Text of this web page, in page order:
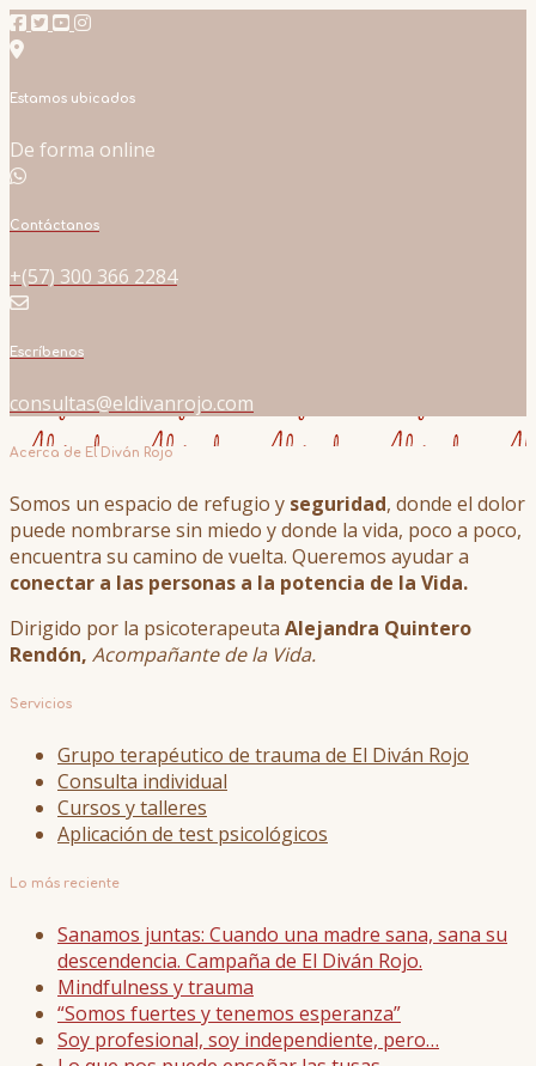
Estamos ubicados
De forma online
Contáctanos
+(57) 300 366 2284
Escríbenos
consultas@eldivanrojo.com
Acerca de El Diván Rojo
Somos un espacio de refugio y seguridad, donde el dolor
puede nombrarse sin miedo y donde la vida, poco a poco,
encuentra su camino de vuelta. Queremos ayudar a
conectar a las personas a la potencia de la Vida.
Dirigido por la psicoterapeuta Alejandra Quintero
Rendón, Acompañante de la Vida.
Servicios
Grupo terapéutico de trauma de El Diván Rojo
Consulta individual
Cursos y talleres
Aplicación de test psicológicos
Lo más reciente
Sanamos juntas: Cuando una madre sana, sana su
descendencia. Campaña de El Diván Rojo.
Mindfulness y trauma
“Somos fuertes y tenemos esperanza”
Soy profesional, soy independiente, pero…